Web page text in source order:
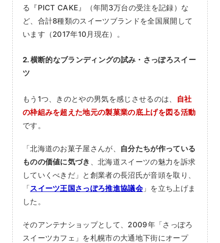
る『PICT CAKE』（年間3万台の受注を記録）な
ど、合計8種類のスイーツブランドを全国展開して
います（2017年10月現在）。
2. 横断的なブランディングの試み・さっぽろスイー
ツ
もう1つ、きのとやの男気を感じさせるのは、
自社
の枠組みを超えた地元の製菓業の底上げを図る活動
です。
「北海道のお菓子屋さんが、
自分たちが作っている
ものの価値に気づき
、北海道スイーツの魅力を訴求
していくべきだ」と創業者の長沼氏が音頭を取り、
「スイーツ王国さっぽろ推進協議会」を立ち上げま
した。
そのアンテナショップとして、2009年「さっぽろ
スイーツカフェ」を札幌市の大通地下街にオープ